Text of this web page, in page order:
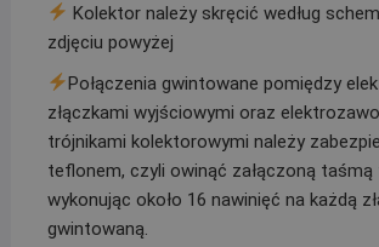
Kolektor należy skręcić według
zdjęciu powyżej
Połączenia gwintowane pomiędzy
złączkami wyjściowymi oraz
trójnikami kolektorowymi należy
teflonem, czyli owinąć załączoną
wykonując około 16 nawinięć na każdą
gwintowaną.